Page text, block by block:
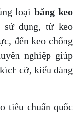
loại băng keo
sử dụng, từ keo
đến keo chống
nghiệp giúp
cỡ, kiểu dáng
tiêu chuẩn quốc